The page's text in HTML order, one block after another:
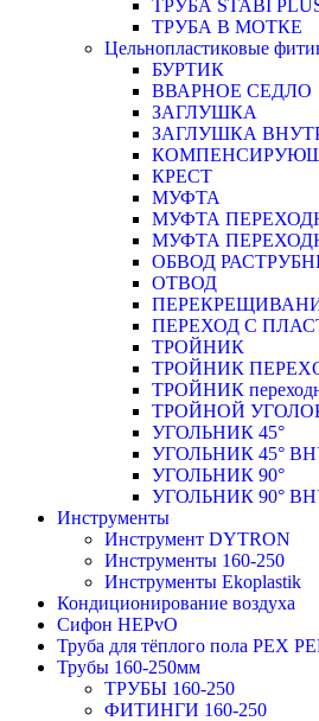
ТРУБА STABI
ТРУБА В МОТКЕ
Цельнопластиковые
БУРТИК
ВВАРНОЕ СЕДЛО
ЗАГЛУШКА
ЗАГЛУШКА
КРЕСТ
МУФТА
МУФТА
МУФТА
ОБВОД
ОТВОД
ПЕРЕХОД С
ТРОЙНИК
ТРОЙНИК
ТРОЙНИК
ТРОЙНОЙ
УГОЛЬНИК 45°
УГОЛЬНИК 45°
УГОЛЬНИК 90°
УГОЛЬНИК 90°
Инструменты
Инструмент DYTRON
Инструменты 160-250
Инструменты Ekoplastik
Кондиционирование воздуха
Сифон HEPvO
Труба для тёплого пола PEX
Трубы 160-250мм
ТРУБЫ 160-250
ФИТИНГИ 160-250